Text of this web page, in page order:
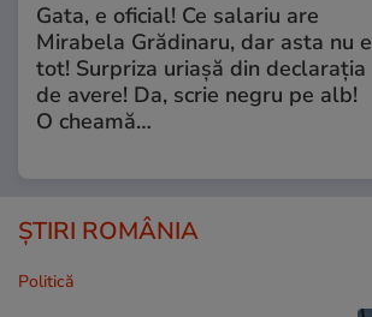
Gata, e oficial! Ce salariu are
Mirabela Grădinaru, dar asta nu e
tot! Surpriza uriașă din declarația
de avere! Da, scrie negru pe alb!
O cheamă…
ȘTIRI ROMÂNIA
Politică